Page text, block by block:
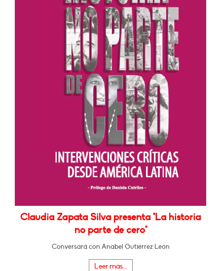
Claudia Zapata Silva presenta "La historia
no parte de cero"
Conversará con Anabel Gutiérrez León
Leer más...